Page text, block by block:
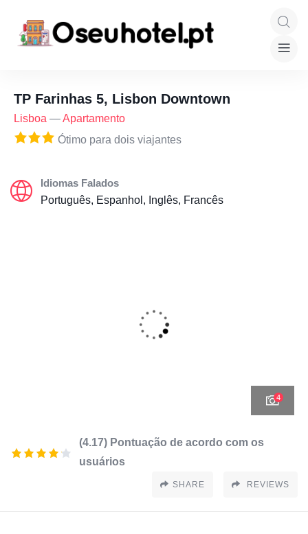
TP Farinhas 5, Lisbon Downtown
Lisboa —Apartamento
Ótimo para dois viajantes
Idiomas Falados
Português, Espanhol, Inglês, Francês
4
(4.17) Pontuação de acordo com os
usuários
SHARE REVIEWS